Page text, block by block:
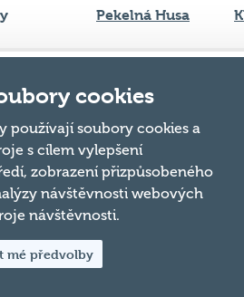
Pekelná Husa
Pizza-Doma ÚT
Hospůdka
Zruč-Senec
cookies
používají soubory cookies a
s cílem vylepšení
zobrazení přizpůsobeného
návštěvnosti webových
návštěvnosti.
mé předvolby